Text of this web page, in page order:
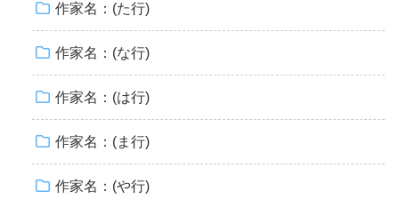
作家名：(た行)
作家名：(な行)
作家名：(は行)
作家名：(ま行)
作家名：(や行)